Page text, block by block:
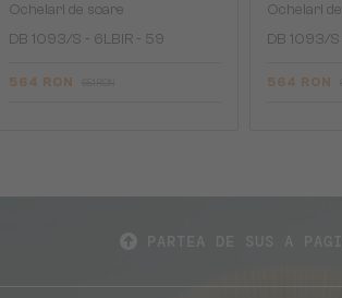
Ochelari de soare
DB 1093/S - 6LBIR - 59
564 RON
Ochelari
DB 1093/
564 RON